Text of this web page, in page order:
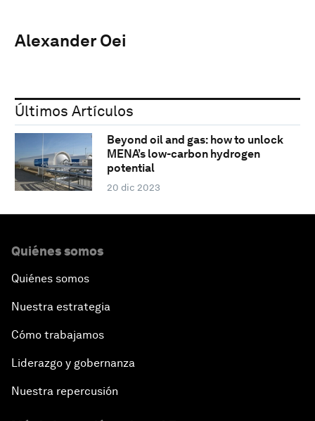
Alexander Oei
Últimos Artículos
Beyond oil and gas: how to unlock
MENA’s low-carbon hydrogen
potential
20 dic 2023
Quiénes somos
Quiénes somos
Nuestra estrategia
Cómo trabajamos
Liderazgo y gobernanza
Nuestra repercusión